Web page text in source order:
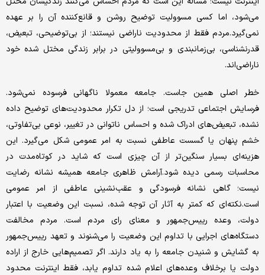
می‌شود، اما کسی مسوولیت توضیح روشن و قانع‌کننده آن را بر عهده
نمی‌گیرد.مردم فقط از محدودیت ناراضی نیستند؛ از بی‌توضیحی، تبعیض،
قدرنشناسی، بی‌زمانبندی و بی‌مسوولیتی در برابر زندگی مختل ‌شده خود
ناراضی‌اند.
خطر اصلی همین‌ جاست. جامعه معمولا ناگهانی فرسوده نمی‌شود.
فرسایش اجتماعی تدریجی است؛ از دل تکرار محدودیت‌های توضیح‌ داده
‌نشده، تبعیض‌های ادراک‌ شده و احساس ناتوانی در تغییر، نوعی بی‌تفاوتی،
خشم پنهان یا گسست عاطفی نسبت به امر عمومی شکل می‌گیرد. این
هزینه‌ای بسیار سنگین‌تر از آن چیزی است که شاید در کوتاه‌مدت در
محاسبات رسمی دیده شود.آرامش ظاهری جامعه همیشه نشانه رضایت
نیست؛ گاهی نشانه فرسودگی و عقب‌نشینی عاطفی از امر عمومی
است.نکته‌ای که کمتر به آثار آن توجه شده، نسبت این وضعیت با اعتبار
دولت، وعده رییس‌جمهور و معنای رای مردم است. مردم مخالفت
دستگاه‌های اجرایی با تداوم این وضعیت را می‌شنوند و تعهد رییس‌جمهور
به گشایش و شنیدن جامعه را به یاد دارند. اگر تصمیم‌هایی خارج از اراده
دولت یا برخلاف وعده‌های اعلام‌ شده تداوم یابد، فقط اینترنت محدود